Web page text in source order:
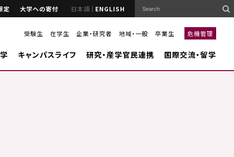
定 大学への寄付 日本語 ENGLISH
受験生 在学生 企業・研究者 地域・一般 卒業生 危機管理
キャンパスライフ 研究・産学官民連携 国際交流・留学